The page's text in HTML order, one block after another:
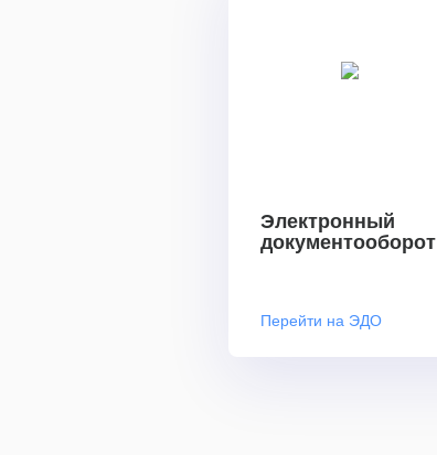
Электронный
документооборот
Перейти на ЭДО